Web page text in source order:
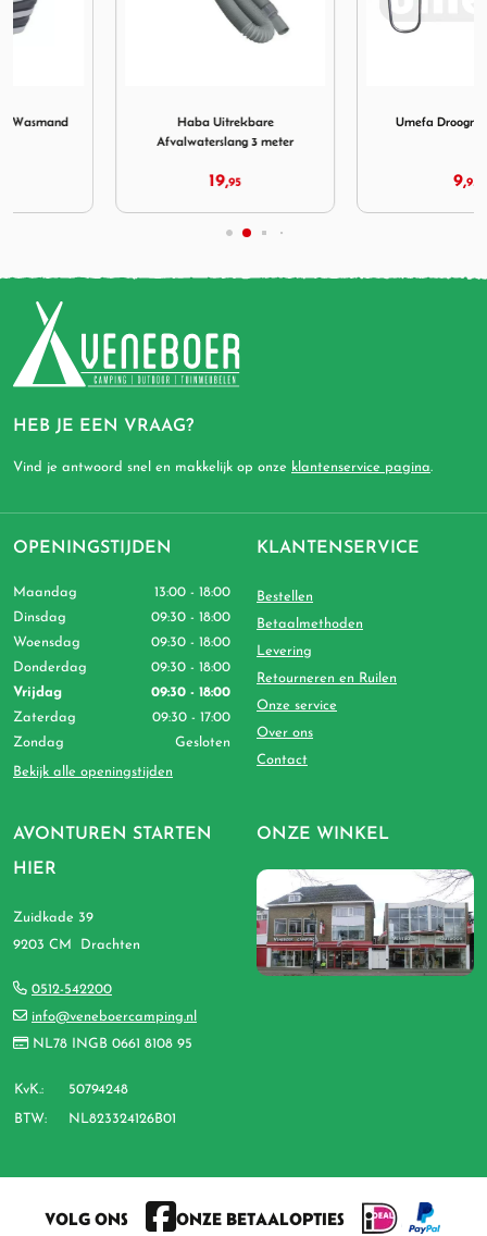
Afvalwaterslang 3 meter
Umefa Droogmolenharing
HEB JE EEN VRAAG?
Vind je antwoord snel en makkelijk op onze klantenservice pagina.
AVONTUREN STARTEN
HIER
Zuidkade 39
9203 CM Drachten
0512-542200
info@veneboercamping.nl
NL78 INGB 0661 8108 95
KvK.: 50794248
BTW: NL823324126B01
OPENINGSTIJDEN
Maandag
13:00 - 18:00
Dinsdag
09:30 - 18:00
Woensdag
09:30 - 18:00
Donderdag
09:30 - 18:00
Vrijdag
09:30 - 18:00
Zaterdag
09:30 - 17:00
Zondag
Gesloten
Bekijk alle openingstijden
KLANTENSERVICE
Bestellen
Betaalmethoden
Levering
Retourneren en Ruilen
Onze service
Over ons
Contact
ONZE WINKEL
VOLG ONS ONZE BETAALOPTIES